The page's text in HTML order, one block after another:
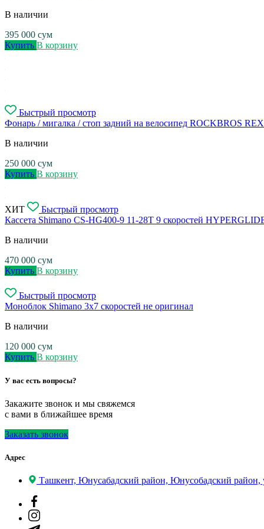
В наличии
395 000 сум
Купить В корзину
Быстрый просмотр
Фонарь / мигалка / стоп задний на велосипед ROCKBROS
В наличии
250 000 сум
Купить В корзину
ХИТ
Быстрый просмотр
Кассета Shimano CS-HG400-9 11-28T 9 скоростей
В наличии
470 000 сум
Купить В корзину
Быстрый просмотр
Моноблок Shimano 3х7 скоростей не оригинал
В наличии
120 000 сум
Купить В корзину
У вас есть вопросы?
Закажите звонок и мы свяжемся
с вами в ближайшее время
Заказать звонок
Адрес
Ташкент, Юнусабадский район, Юнусобадский